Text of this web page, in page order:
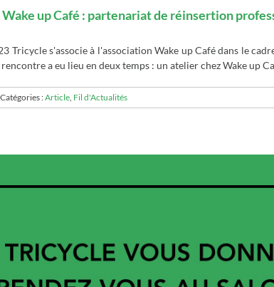
up Café : partenariat de réinsertion
Tricycle s'associe à l'association Wake up Café dans le
a eu lieu en deux temps : un atelier chez Wake up
Catégories :Article Fil d'Actualités